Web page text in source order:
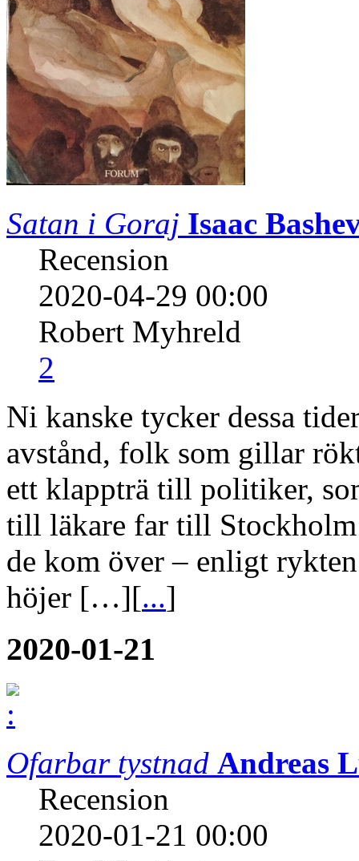
Satan i Goraj Isaac
Recension
2020-04-29 00:00
Robert Myhreld
2
Ni kanske tycker dessa
avstånd, folk som gillar
ett klappträ till politiker,
till läkare far till
de kom över – enligt
höjer […][...]
2020-01-21
Ofarbar tystnad Andreas
Recension
2020-01-21 00:00